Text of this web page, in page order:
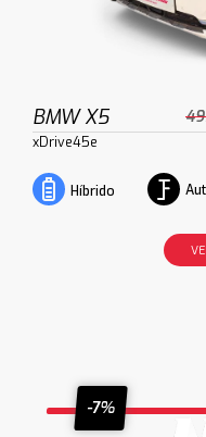
BMW X5
xDrive45e
Híbrido
-7%